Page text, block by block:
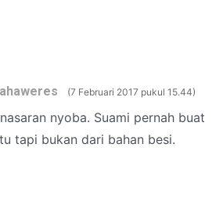
7 Februari 2017 pukul 15.44
nyoba. Suami pernah buat
tapi bukan dari bahan besi.